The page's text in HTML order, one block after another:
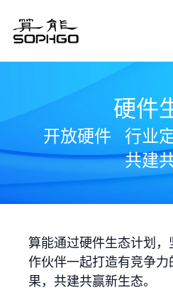
硬件
开放硬件 行业
共建
算能通过硬件生态计划
作伙伴一起打造有竞争
果，共建共赢新生态。